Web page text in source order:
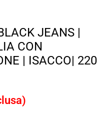
JEANS |
CON
| ISACCO| 220